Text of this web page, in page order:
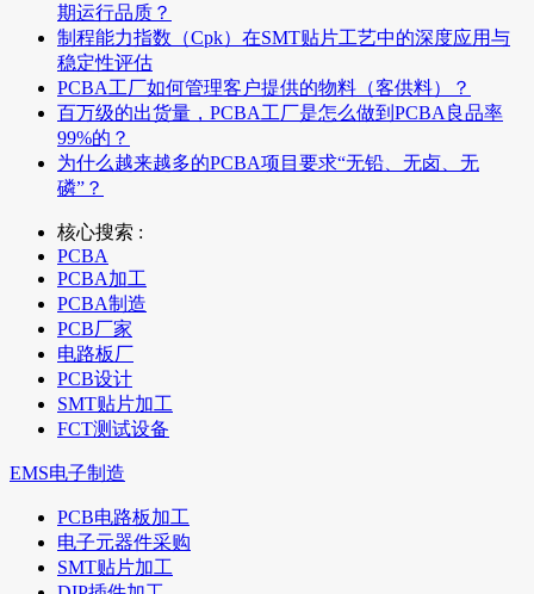
期运行品质？
制程能力指数（Cpk）在SMT贴片工艺中的深度应用与
稳定性评估
PCBA工厂如何管理客户提供的物料（客供料）？
百万级的出货量，PCBA工厂是怎么做到PCBA良品率
99%的？
为什么越来越多的PCBA项目要求“无铅、无卤、无
磷”？
核心搜索 :
PCBA
PCBA加工
PCBA制造
PCB厂家
电路板厂
PCB设计
SMT贴片加工
FCT测试设备
EMS电子制造
PCB电路板加工
电子元器件采购
SMT贴片加工